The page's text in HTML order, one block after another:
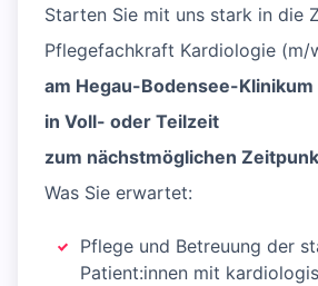
Starten Sie mit uns stark in die
Pflegefachkraft Kardiologie (m/
am Hegau-Bodensee-Klinikum
in Voll- oder Teilzeit
zum nächstmöglichen
Was Sie erwartet:
Pflege und Betreuung der
Patient:innen mit